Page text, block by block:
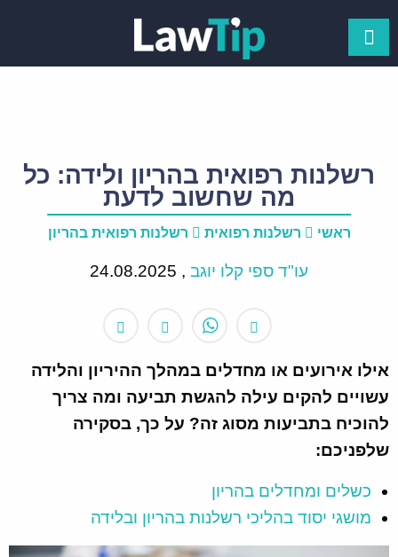
רשלנות רפואית בהריון ולידה: כל
מה שחשוב לדעת
ראשי רשלנות רפואית רשלנות רפואית בהריון
עו"ד ספי קלו יוגב ,
24.08.2025
אילו אירועים או מחדלים במהלך ההיריון והלידה
עשויים להקים עילה להגשת תביעה ומה צריך
להוכיח בתביעות מסוג זה? על כך, בסקירה
שלפניכם:
כשלים ומחדלים בהריון
מושגי יסוד בהליכי רשלנות בהריון ובלידה